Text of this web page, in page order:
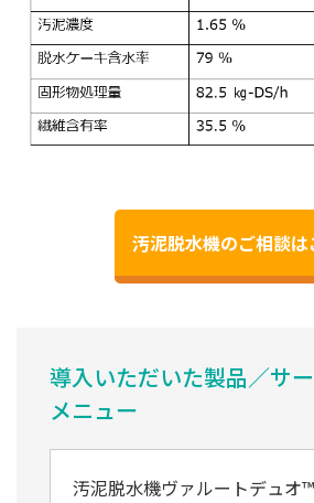
汚泥脱水機のご相談は
導入いただいた製品／サ
メニュー
汚泥脱水機ヴァルートデュオ™